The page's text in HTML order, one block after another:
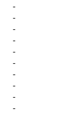
-
-
-
-
-
-
-
-
-
-